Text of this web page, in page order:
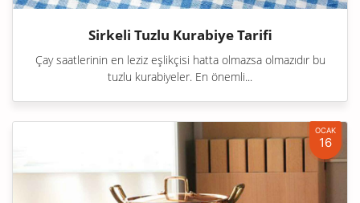
Sirkeli Tuzlu Kurabiye Tarifi
Çay saatlerinin en leziz eşlikçisi hatta olmazsa olmazıdır bu
tuzlu kurabiyeler. En önemli...
OCAK
16